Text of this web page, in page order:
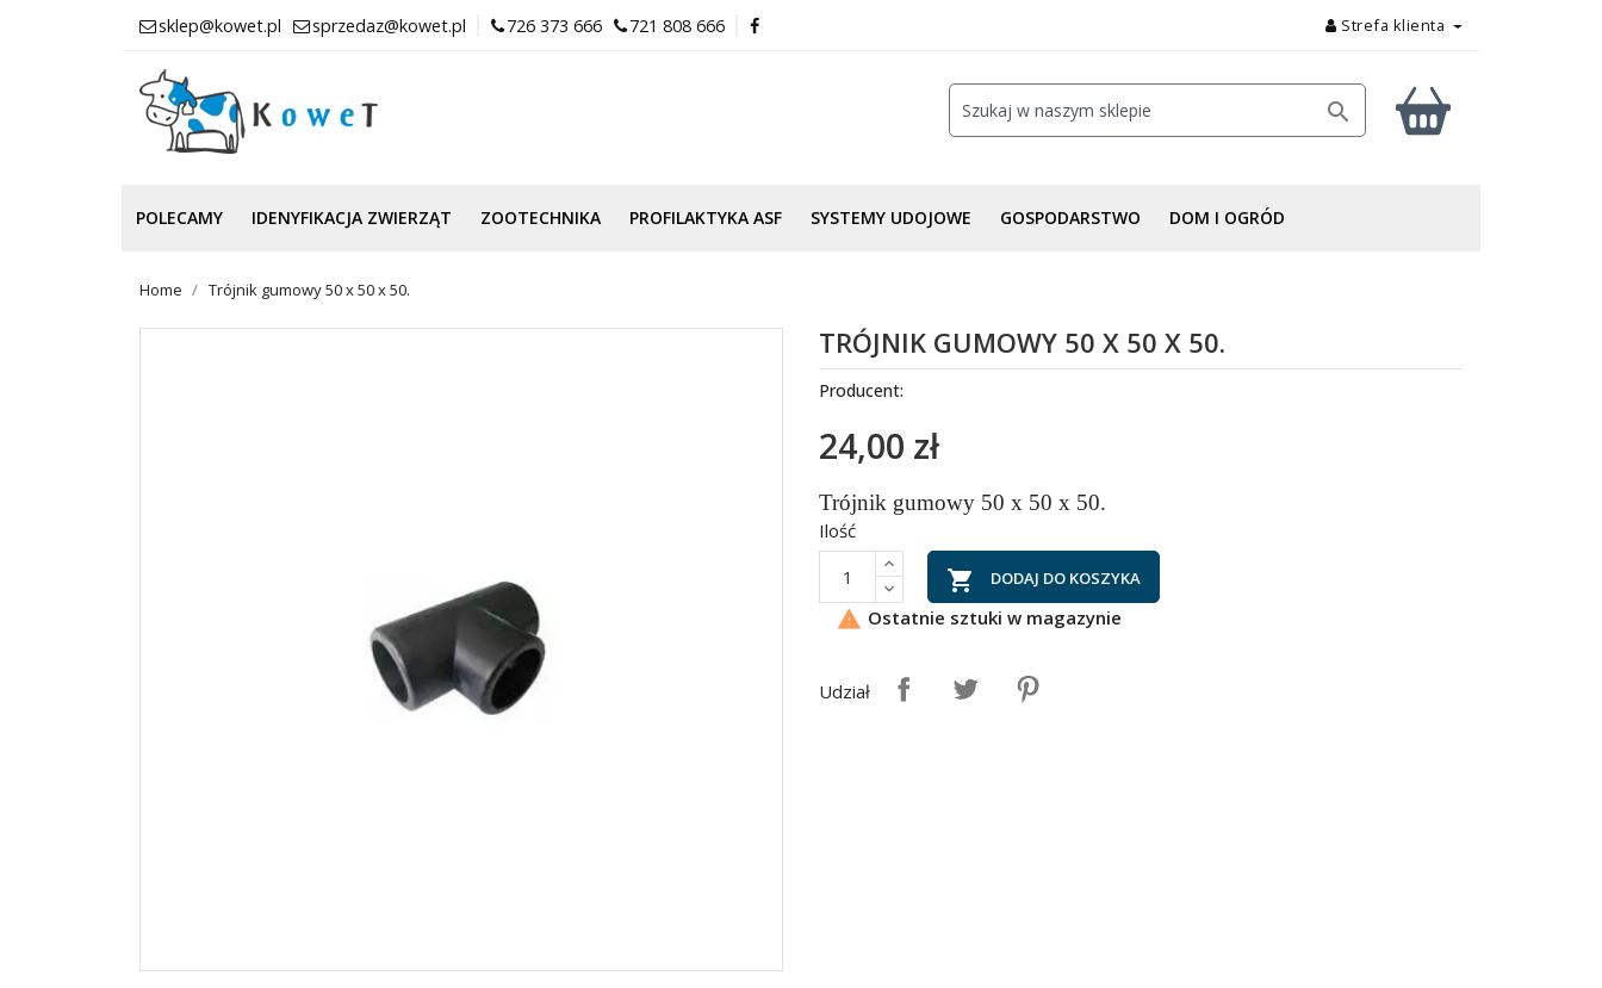
sklep@kowet.pl sprzedaz@kowet.pl 726 373 666 721 808 666 Strefa klienta

POLECAMY IDENYFIKACJA ZWIERZĄT ZOOTECHNIKA PROFILAKTYKA ASF SYSTEMY UDOJOWE GOSPODARSTWO DOM I OGRÓD
Home Trójnik gumowy 50 x 50 x 50.
TRÓJNIK GUMOWY 50 X 50 X 50.
Producent:
24,00 zł
Trójnik gumowy 50 x 50 x 50.
Ilość
 DODAJ DO KOSZYKA
 Ostatnie sztuki w magazynie
Udział